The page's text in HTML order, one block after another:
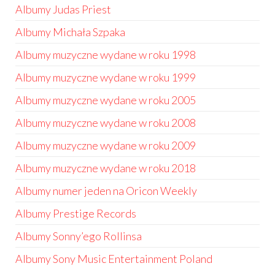
Albumy Judas Priest
Albumy Michała Szpaka
Albumy muzyczne wydane w roku 1998
Albumy muzyczne wydane w roku 1999
Albumy muzyczne wydane w roku 2005
Albumy muzyczne wydane w roku 2008
Albumy muzyczne wydane w roku 2009
Albumy muzyczne wydane w roku 2018
Albumy numer jeden na Oricon Weekly
Albumy Prestige Records
Albumy Sonny’ego Rollinsa
Albumy Sony Music Entertainment Poland